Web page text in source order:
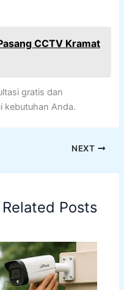
CCTV Kramat
gratis dan
kebutuhan Anda.
NEXT
Related Posts